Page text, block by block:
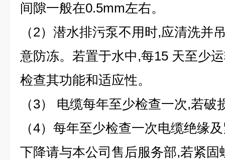
间隙一般在0.5mm左右。
（2）潜水排污泵不用时,应清洗并
意防冻。若置于水中,每15 天至少
检查其功能和适应性。
（3） 电缆每年至少检查一次,若破
（4）每年至少检查一次电缆绝缘
下降请与本公司售后服务部,若紧